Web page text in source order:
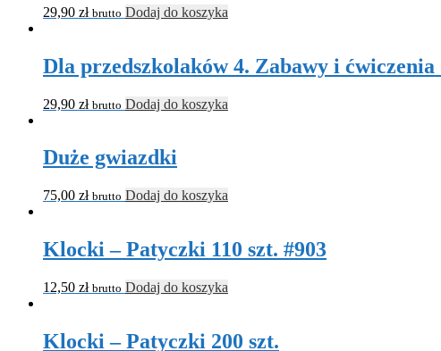
29,90 zł brutto Dodaj do koszyka
Dla przedszkolaków 4. Zabawy i ćwiczenia
29,90 zł brutto Dodaj do koszyka
Duże gwiazdki
75,00 zł brutto Dodaj do koszyka
Klocki – Patyczki 110 szt. #903
12,50 zł brutto Dodaj do koszyka
Klocki – Patyczki 200 szt.